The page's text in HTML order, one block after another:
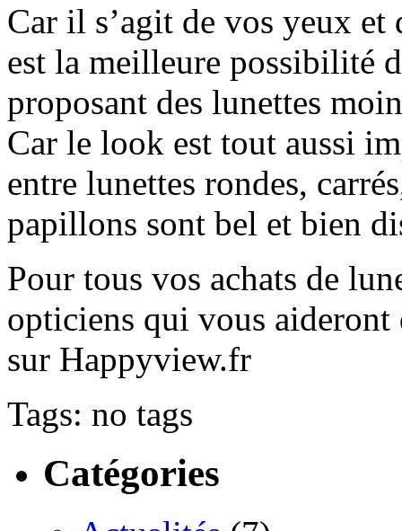
Car il s’agit de vos yeux
est la meilleure possibilité
proposant des lunettes
Car le look est tout aussi
entre lunettes rondes,
papillons sont bel et bien
Pour tous vos achats de
opticiens qui vous aideront
sur Happyview.fr
Tags: no tags
Catégories